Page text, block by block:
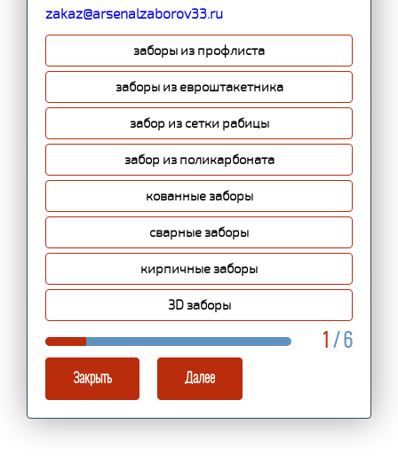
zakaz@arsenalzaborov33.ru
заборы из профлиста
заборы из евроштакетника
забор из сетки рабицы
забор из поликарбоната
кованные заборы
сварные заборы
кирпичные заборы
3D заборы
1 / 6
Закрыть Далее